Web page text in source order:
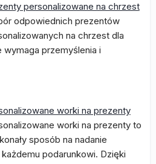
personalizowane na chrzest
odpowiednich prezentów
na chrzest dla
przemyślenia i
worki na prezenty
worki na prezenty to
sposób na nadanie
podarunkowi. Dzięki